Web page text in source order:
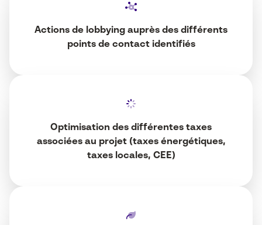
Actions de lobbying auprès des différents
points de contact identifiés
Optimisation des différentes taxes
associées au projet (taxes énergétiques,
taxes locales, CEE)